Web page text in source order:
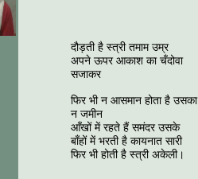
दौड़ती है स्त्री तमाम उम्र
अपने ऊपर आकाश का चँदोवा
सजाकर
फिर भी न आसमान होता है उसका
न जमीन
आँखों में रहते हैं समंदर उसके
बाँहों में भरती है कायनात सारी
फिर भी होती है स्त्री अकेली।